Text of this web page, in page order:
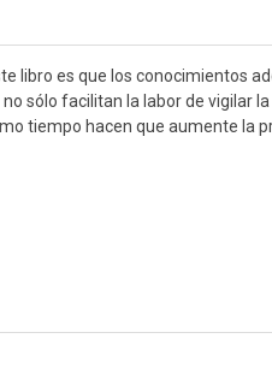
libro es que los conocimientos
sólo facilitan la labor de vigilar
tiempo hacen que aumente la